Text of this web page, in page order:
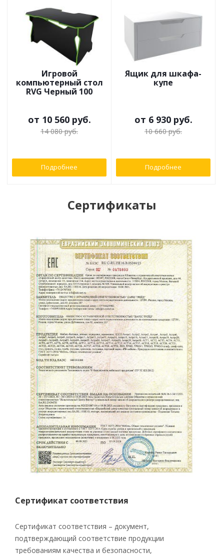
Игровой
компьютерный стол
RVG Черный 100
от 10 560 руб.
14 080 руб.
Подробнее
Ящик для шкафа-
купе
от 6 930 руб.
10 660 руб.
Подробнее
Сертификаты
Сертификат соответствия
Сертификат соответствия – документ,
подтверждающий соответствие продукции
требованиям качества и безопасности,